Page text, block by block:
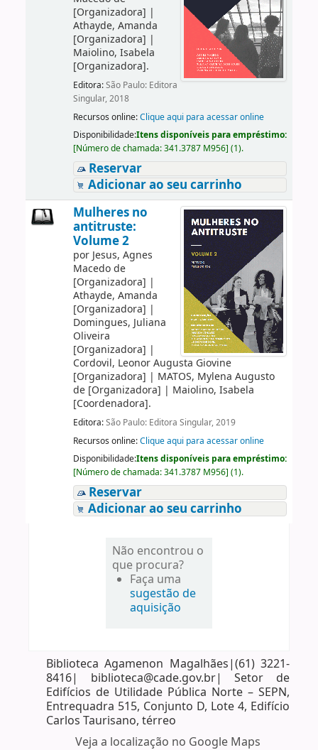
[Organizadora] |
Athayde, Amanda
[Organizadora] |
Maiolino, Isabela
[Organizadora].
Editora:São Paulo: Editora
Singular, 2018
Recursos online:Clique aqui para acessar online
Disponibilidade:Itens disponíveis para empréstimo:
[Número de chamada:341.3787 M956] (1).
Reservar
Adicionar ao seu carrinho
Mulheres no
antitruste:
Volume 2
por Jesus, Agnes
Macedo de
[Organizadora] |
Athayde, Amanda
[Organizadora] |
Domingues, Juliana
Oliveira
[Organizadora] |
Cordovil, Leonor Augusta Giovine
[Organizadora] | MATOS, Mylena Augusto
de[Organizadora] | Maiolino, Isabela
[Coordenadora].
Editora:São Paulo: Editora Singular, 2019
Recursos online:Clique aqui para acessar online
Disponibilidade:Itens disponíveis para empréstimo:
[Número de chamada:341.3787 M956] (1).
Reservar
Adicionar ao seu carrinho
Não encontrou o
que procura?
Faça uma
sugestão de
aquisição
Biblioteca Agamenon Magalhães|(61) 3221-
8416| biblioteca@cade.gov.br| Setor de
Edifícios de Utilidade Pública Norte – SEPN,
Entrequadra 515, Conjunto D, Lote 4, Edifício
Carlos Taurisano, térreo
Veja a localização no Google Maps